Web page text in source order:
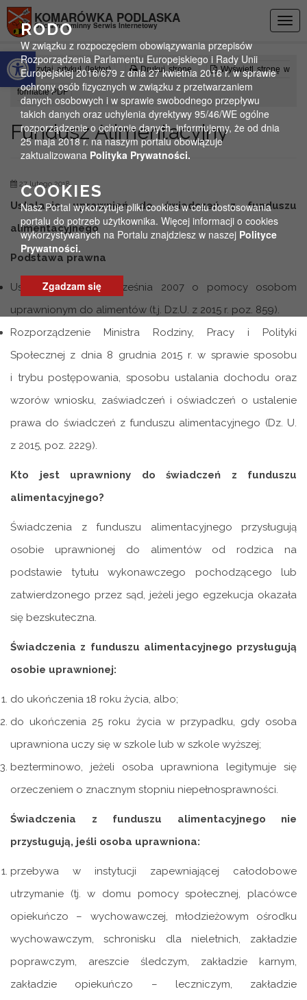
Otwórz pasek narzędzi
KOMARÓWKA PODLASKA
Oficjalny gminny Serwis Internetowy
Czytaj artykuł (lektor) Drukuj stronę Wyświetl stronę w
formacie PDF
Fundusz Alimentacyjny
27 lutego 2018
Ustalanie uprawnień do świadczeń z funduszu
alimentacyjnego
Podstawa prawna
Ustawa z dnia 7 września 2007 o pomocy osobom
uprawnionym do alimentów (t.j. Dz.U. z 2015 r. poz. 859).
Rozporządzenie Ministra Rodziny, Pracy i Polityki
Społecznej z dnia 8 grudnia 2015 r. w sprawie sposobu
i trybu postępowania, sposobu ustalania dochodu oraz
wzorów wniosku, zaświadczeń i oświadczeń o ustalenie
prawa do świadczeń z funduszu alimentacyjnego (Dz. U.
z 2015, poz. 2229).
Kto jest uprawniony do świadczeń z funduszu
alimentacyjnego?
Świadczenia z funduszu alimentacyjnego przysługują
osobie uprawnionej do alimentów od rodzica na
podstawie tytułu wykonawczego pochodzącego lub
zatwierdzonego przez sąd, jeżeli jego egzekucja okazała
się bezskuteczna.
Świadczenia z funduszu alimentacyjnego przysługują
osobie uprawnionej:
do ukończenia 18 roku życia, albo;
do ukończenia 25 roku życia w przypadku, gdy osoba
uprawniona uczy się w szkole lub w szkole wyższej;
bezterminowo, jeżeli osoba uprawniona legitymuje się
orzeczeniem o znacznym stopniu niepełnosprawności.
Świadczenia z funduszu alimentacyjnego nie
przysługują, jeśli osoba uprawniona:
przebywa w instytucji zapewniającej całodobowe
utrzymanie (tj. w domu pomocy społecznej, placówce
opiekuńczo – wychowawczej, młodzieżowym ośrodku
wychowawczym, schronisku dla nieletnich, zakładzie
poprawczym, areszcie śledczym, zakładzie karnym,
zakładzie opiekuńczo – leczniczym, zakładzie
RODO
W związku z rozpoczęciem obowiązywania przepisów
Rozporządzenia Parlamentu Europejskiego i Rady Unii
Europejskiej 2016/679 z dnia 27 kwietnia 2016 r. w sprawie
ochrony osób fizycznych w związku z przetwarzaniem
danych osobowych i w sprawie swobodnego przepływu
takich danych oraz uchylenia dyrektywy 95/46/WE ogólne
rozporządzenie o ochronie danych, informujemy, że od dnia
25 maja 2018 r. na naszym portalu obowiązuje
zaktualizowana Polityka Prywatności.
COOKIES
Nasz Portal wykorzytuje pliki cookies w celu dostosowania
portalu do potrzeb użytkownika. Więcej informacji o cookies
wykorzystywanych na Portalu znajdziesz w naszej Polityce
Prywatności.
Zgadzam się